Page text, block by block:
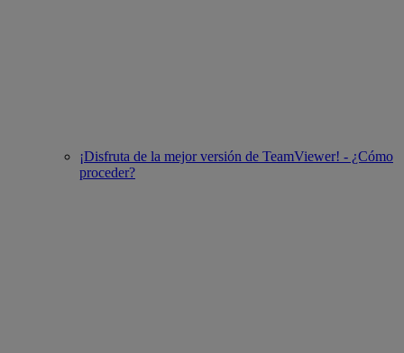
¡Disfruta de la mejor versión de TeamViewer! - ¿Cómo
proceder?